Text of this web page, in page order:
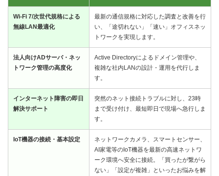
Wi-Fi 7/次世代規格による
無線LAN最適化
最新の通信規格に対応した調査と改善を行
い、「途切れない」「速い」オフィスネッ
トワークを実現します。
法人向けADサーバ・ネッ
トワーク管理の高度化
Active Directoryによるドメイン管理や、
複雑な社内LANの設計・運用を代行しま
す。
インターネット障害の即日
解決サポート
突然のネット接続トラブルに対し、23時
まで受け付け、最短即日で現場へ急行しま
す。
IoT機器の接続・基本設定
ネットワークカメラ、スマートセンサー、
AI家電等のIoT機器を最新の高速ネットワ
ーク環境へ安全に接続。「買ったが繋がら
ない」「設定が複雑」といったお悩みを解